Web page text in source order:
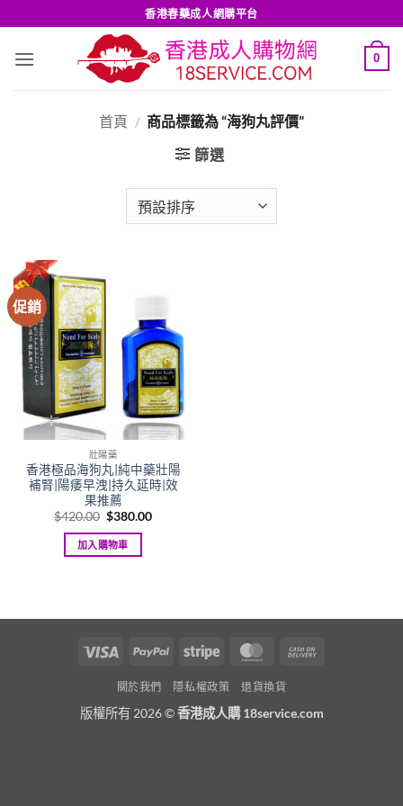
to
content
香港春藥成人網購平台
0
首頁 / 商品標籤為 “海狗丸評價”
篩選
促銷
壯陽藥
香港極品海狗丸|純中藥壯陽
補腎|陽痿早洩|持久延時|效
果推薦
$420.00 Original
was:
$420.00.
$380.00Current
加入購物車
Visa PayPal Stripe MasterCard
關於我們 隱私權政策 退貨換貨
版權所有 2026 ©香港成人購 18service.com